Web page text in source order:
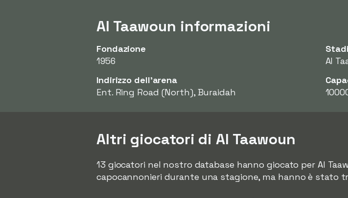
Al Taawoun informazioni
Fondazione
1956
Al
Indirizzo dell'arena
Ent. Ring Road (North), Buraidah
Altri giocatori di Al Taawoun
13 giocatori nel nostro database hanno giocato per Al
capocannonieri durante una stagione, ma hanno è stato